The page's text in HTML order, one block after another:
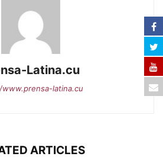
Latina.cu
latina.cu
ARTICLES